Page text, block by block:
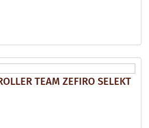
TEAM ZEFIRO SELEKT